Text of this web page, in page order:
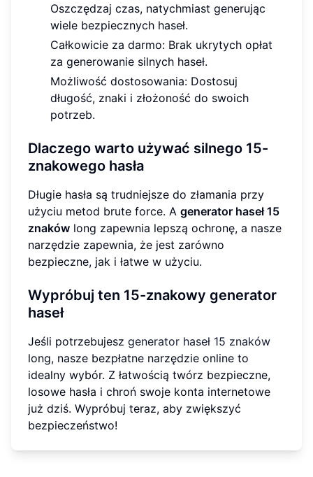
Oszczędzaj czas, natychmiast generując
wiele bezpiecznych haseł.
Całkowicie za darmo: Brak ukrytych opłat
za generowanie silnych haseł.
Możliwość dostosowania: Dostosuj
długość, znaki i złożoność do swoich
potrzeb.
Dlaczego warto używać silnego 15-
znakowego hasła
Długie hasła są trudniejsze do złamania przy
użyciu metod brute force. A generator haseł 15
znaków long zapewnia lepszą ochronę, a nasze
narzędzie zapewnia, że jest zarówno
bezpieczne, jak i łatwe w użyciu.
Wypróbuj ten 15-znakowy generator
haseł
Jeśli potrzebujesz generator haseł 15 znaków
long, nasze bezpłatne narzędzie online to
idealny wybór. Z łatwością twórz bezpieczne,
losowe hasła i chroń swoje konta internetowe
już dziś. Wypróbuj teraz, aby zwiększyć
bezpieczeństwo!